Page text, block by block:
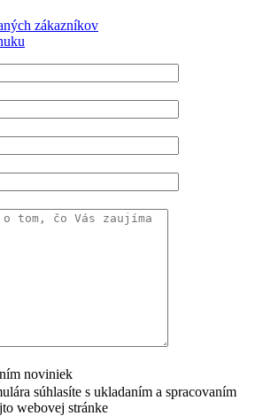
zákazníkov
noviniek
súhlasíte s ukladaním a spracovaním
webovej stránke